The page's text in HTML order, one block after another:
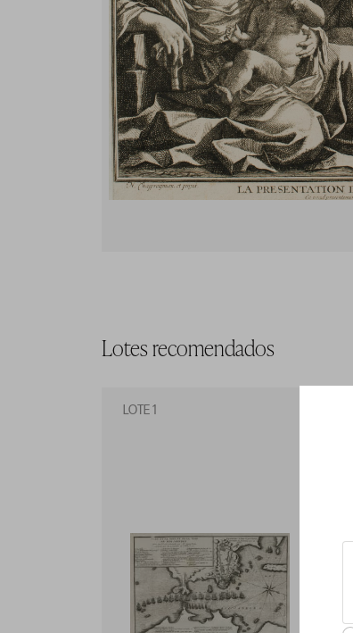
Lotes recomendados
LOTE 1